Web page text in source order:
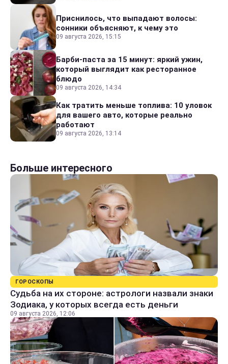
Приснилось, что выпадают волосы:
сонники объясняют, к чему это
09 августа 2026, 15:15
Барби-паста за 15 минут: яркий ужин,
который выглядит как ресторанное
блюдо
09 августа 2026, 14:34
Как тратить меньше топлива: 10 уловок
для вашего авто, которые реально
работают
09 августа 2026, 13:14
Больше интересного
ГОРОСКОПЫ
Судьба на их стороне: астрологи назвали знаки
Зодиака, у которых всегда есть деньги
09 августа 2026, 12:06